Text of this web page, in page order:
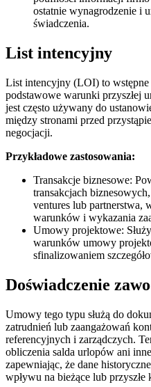
ostatnie wynagrodzenie i
świadczenia.
List intencyjny
List intencyjny (LOI) to wstępne
podstawowe warunki przyszłej
jest często używany do
między stronami przed
negocjacji.
Przykładowe zastosowania:
Transakcje biznesowe:
transakcjach
ventures lub partnerstwa,
warunków i wykazania
Umowy projektowe:
warunków umowy
sfinalizowaniem
Doświadczenie
Umowy tego typu służą do
zatrudnień lub zaangażowań
referencyjnych i zarządczych.
obliczenia salda urlopów ani
zapewniając, że dane
wpływu na bieżące lub przyszłe